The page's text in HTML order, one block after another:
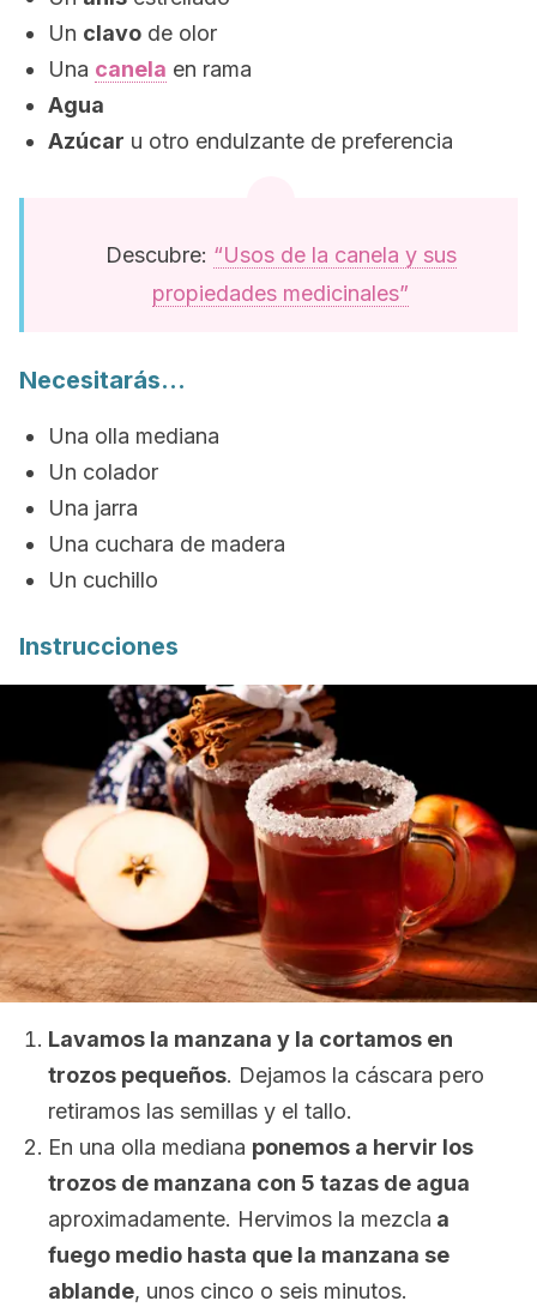
Un clavo de olor
Una canela en rama
Agua
Azúcar u otro endulzante de preferencia
Descubre: “Usos de la canela y sus
propiedades medicinales”
Necesitarás…
Una olla mediana
Un colador
Una jarra
Una cuchara de madera
Un cuchillo
Instrucciones
Lavamos la manzana y la cortamos en
trozos pequeños. Dejamos la cáscara pero
retiramos las semillas y el tallo.
En una olla mediana ponemos a hervir los
trozos de manzana con 5 tazas de agua
aproximadamente. Hervimos la mezcla a
fuego medio hasta que la manzana se
ablande, unos cinco o seis minutos.